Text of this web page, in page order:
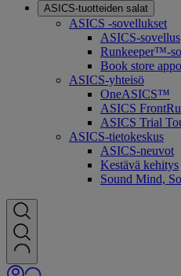
ASICS-tuotteiden salat
ASICS -sovellukset
ASICS-sovellus
Runkeeper™-
Book store
ASICS-yhteisö
OneASICS™
ASICS
ASICS Trial
ASICS-tietokeskus
ASICS-neuvot
Kestävä kehitys
Sound Mind,